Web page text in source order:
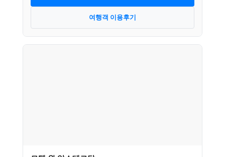
여행객 이용후기